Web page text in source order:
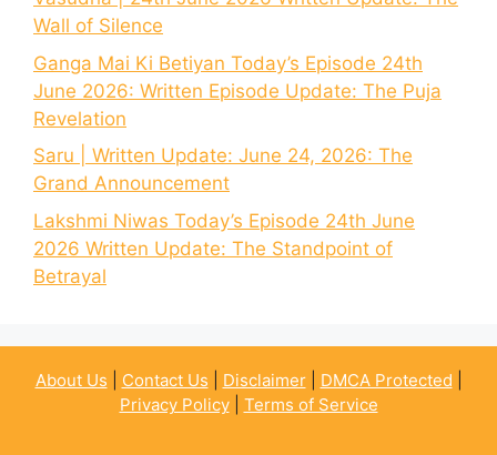
Wall of Silence
Ganga Mai Ki Betiyan Today’s Episode 24th
June 2026: Written Episode Update: The Puja
Revelation
Saru | Written Update: June 24, 2026: The
Grand Announcement
Lakshmi Niwas Today’s Episode 24th June
2026 Written Update: The Standpoint of
Betrayal
About Us Contact Us Disclaimer| DMCA Protected
Privacy Policy| Terms of Service